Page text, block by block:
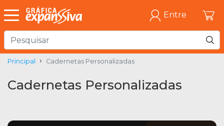
Entre
Principal Cadernetas Personalizadas
Cadernetas Personalizadas